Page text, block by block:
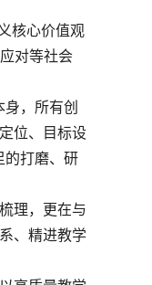
核心价值观
对等社会
身，所有创
位、目标设
的打磨、研
理，更在与
、精进教学